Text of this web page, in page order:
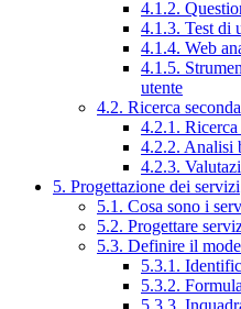
4.1.2.
4.1.3. Test di
4.1.4. Web
4.1.5.
utente
4.2. Ricerca
4.2.1.
4.2.2. Analisi
4.2.3.
5. Progettazione dei servizi
5.1. Cosa sono i
5.2. Progettare
5.3. Definire il
5.3.1.
5.3.2.
5.3.3.